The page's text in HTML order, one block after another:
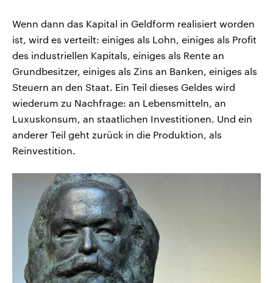
Wenn dann das Kapital in Geldform realisiert worden
ist, wird es verteilt: einiges als Lohn, einiges als Profit
des industriellen Kapitals, einiges als Rente an
Grundbesitzer, einiges als Zins an Banken, einiges als
Steuern an den Staat. Ein Teil dieses Geldes wird
wiederum zu Nachfrage: an Lebensmitteln, an
Luxuskonsum, an staatlichen Investitionen. Und ein
anderer Teil geht zurück in die Produktion, als
Reinvestition.